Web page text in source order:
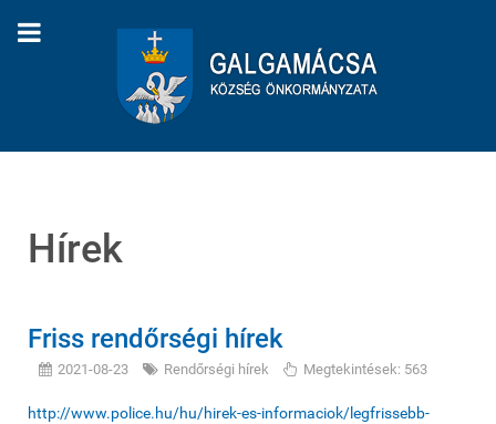
Hírek
Friss rendőrségi hírek
2021-08-23 Rendőrségi hírek Megtekintések: 563
http://www.police.hu/hu/hirek-es-informaciok/legfrissebb-